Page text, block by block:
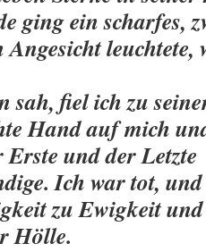
ging ein scharfes,
leuchtete,
sah, fiel ich zu
Hand auf mich
und der Letzte
Ich war tot,
zu Ewigkeit
Hölle.